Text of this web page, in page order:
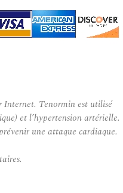
Internet. Tenormin est utilisé
et l’hypertension artérielle.
une attaque cardiaque.